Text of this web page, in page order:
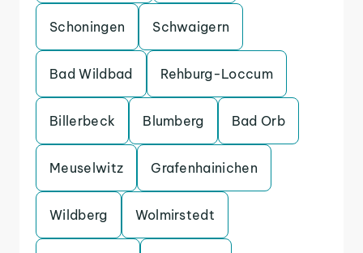
Schoningen Schwaigern
Bad Wildbad Rehburg-Loccum
Billerbeck Blumberg Bad Orb
Meuselwitz Grafenhainichen
Wildberg Wolmirstedt